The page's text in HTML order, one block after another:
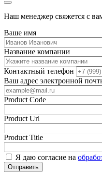
Наш менеджер свяжется с
Ваше имя
Название компании
Контактный телефон
Ваш адрес электронной
Product Code
Product Url
Product Title
Я даю согласие на
Отправить